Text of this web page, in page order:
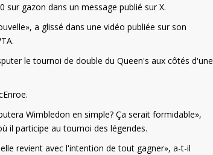
gazon dans un message publié sur X.
a glissé dans une vidéo publiée sur son
le tournoi de double du Queen's aux côtés d'une
Wimbledon en simple? Ça serait formidable»,
il participe au tournoi des légendes.
revient avec l'intention de tout gagner», a-t-il